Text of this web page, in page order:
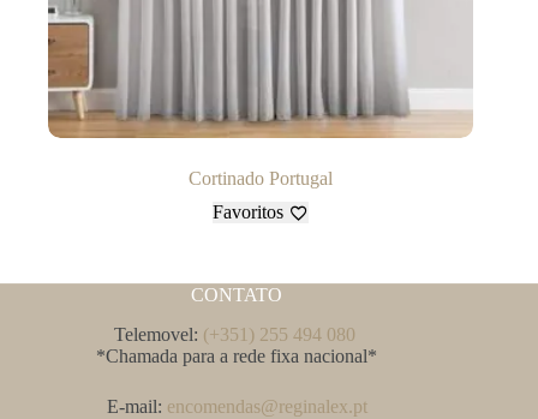
Cortinado Portugal
Favoritos
CONTATO
Telemovel: (+351) 255 494 080
*Chamada para a rede fixa nacional*
E-mail: encomendas@reginalex.pt